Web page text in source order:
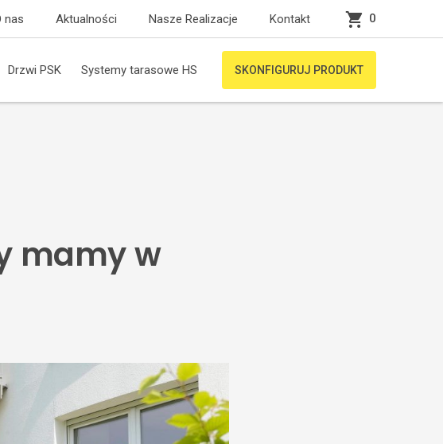
nas Aktualności Nasze Realizacje Kontakt 0
Drzwi PSK Systemy tarasowe HS SKONFIGURUJ PRODUKT
mamy w